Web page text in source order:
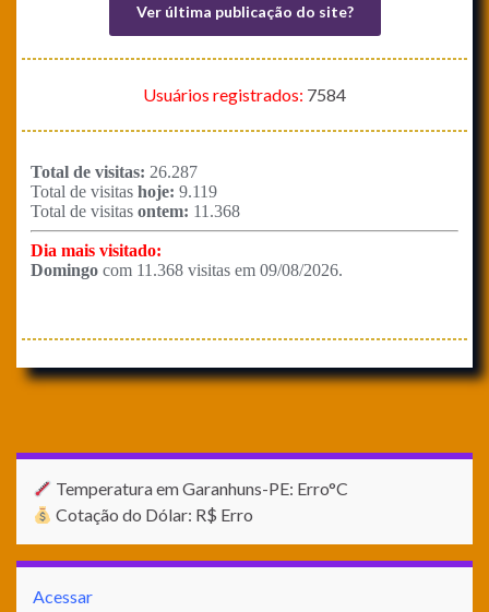
Ver última publicação do site?
Usuários registrados: 7584
Temperatura em Garanhuns-PE: Erro°C
Cotação do Dólar: R$ Erro
Acessar